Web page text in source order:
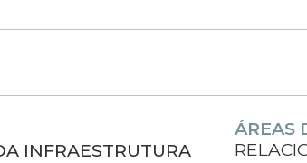
INFRAESTRUTURA
ÁREAS